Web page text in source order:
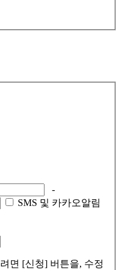
-
SMS 및 카카오알림
면 [신청] 버튼을, 수정